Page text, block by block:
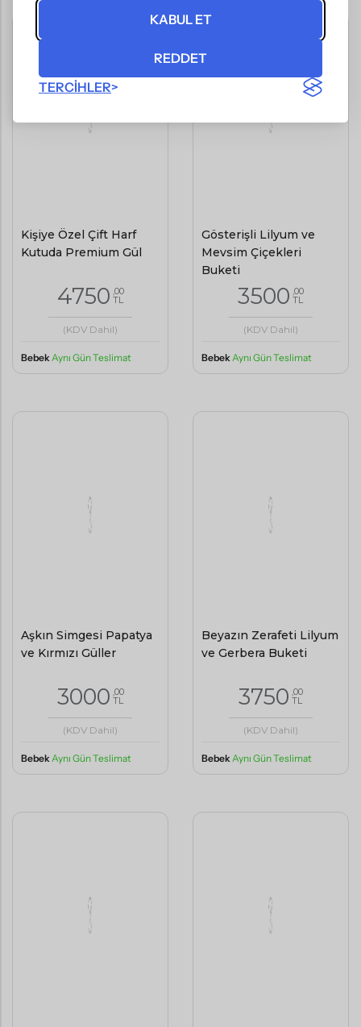
KABUL ET
REDDET
TERCIHLER
Kişiye Özel Çift Harf
Kutuda Premium Gül
4750 ,00
TL
(KDV Dahil)
BebekAynı Gün Teslimat
Gösterişli Lilyum ve
Mevsim Çiçekleri
Buketi
3500 ,00
TL
(KDV Dahil)
BebekAynı Gün Teslimat
Aşkın Simgesi Papatya
ve Kırmızı Güller
3000 ,00
TL
(KDV Dahil)
Bebek Aynı Gün Teslimat
Beyazın Zerafeti Lilyum
ve Gerbera Buketi
3750 ,00
TL
(KDV Dahil)
Bebek Aynı Gün Teslimat